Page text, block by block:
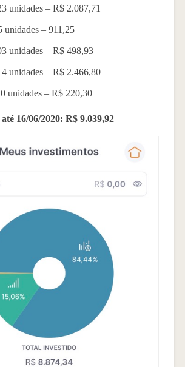
unidades – R$ 2.087,71
unidades – 911,25
unidades – R$ 498,93
unidades – R$ 2.466,80
unidades – R$ 220,30
16/06/2020: R$ 9.039,92